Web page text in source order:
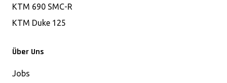
KTM 690 SMC-R
KTM Duke 125
Über Uns
Jobs